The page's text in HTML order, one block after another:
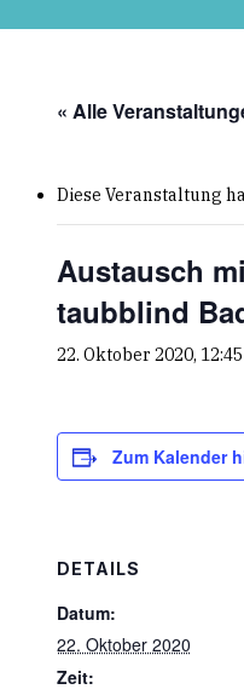
« Alle
Diese Veranstaltung
Austausch
taubblind
22. Oktober 2020, 12:45
Zum Kalender
DETAILS
Datum:
22. Oktober 2020
Zeit: